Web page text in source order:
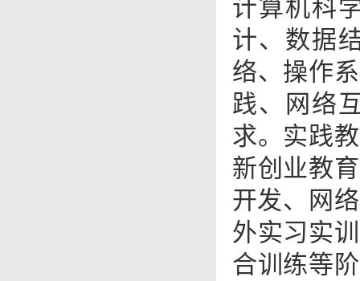
计、数据
络、操作
践、网络
求。实践
新创业教
开发、网
外实习实
合训练等